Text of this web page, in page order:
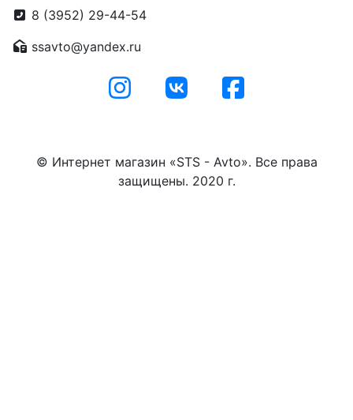
8 (3952) 29-44-54
ssavto@yandex.ru
© Интернет магазин «STS - Avto». Все права
защищены. 2020 г.